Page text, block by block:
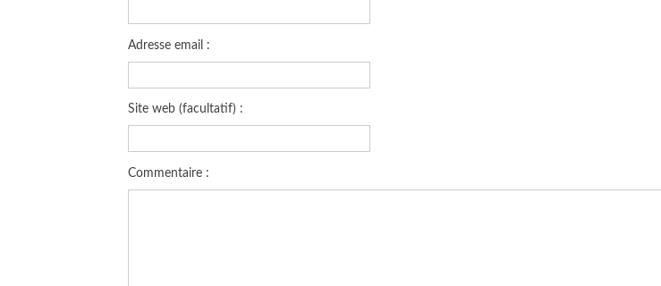
Adresse email :
Site web (facultatif) :
Commentaire :